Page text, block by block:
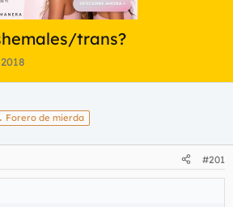
trans?
Forero de mierda
#201